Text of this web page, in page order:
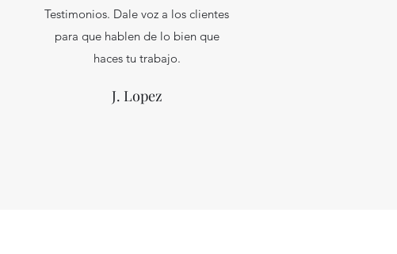
Testimonios. Dale voz a los clientes
para que hablen de lo bien que
haces tu trabajo.
J. Lopez